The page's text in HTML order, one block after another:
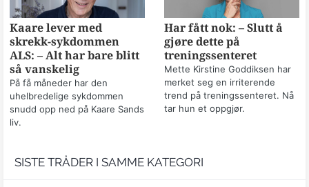
Kaare lever med
skrekk-sykdommen
ALS: – Alt har bare blitt
så vanskelig
På få måneder har den
uhelbredelige sykdommen
snudd opp ned på Kaare Sands
liv.
Har fått nok: – Slutt å
gjøre dette på
treningssenteret
Mette Kirstine Goddiksen har
merket seg en irriterende
trend på treningssenteret. Nå
tar hun et oppgjør.
SISTE TRÅDER I SAMME KATEGORI